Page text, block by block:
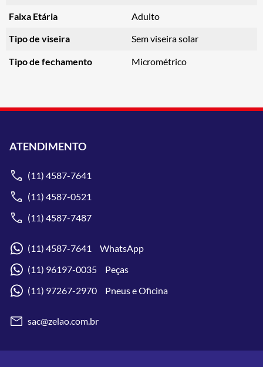
Faixa Etária Adulto
Tipo de viseira Sem viseira solar
Tipo de fechamento Micrométrico
ATENDIMENTO
(11) 4587-7641
(11) 4587-0521
(11) 4587-7487
(11) 4587-7641 WhatsApp
(11) 96197-0035 Peças
(11) 97267-2970 Pneus e Oficina
sac@zelao.com.br